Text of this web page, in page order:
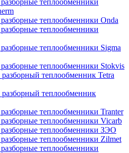
теплообменники
теплообменники Onda
теплообменники
теплообменники Sigma
теплообменники Stokvis
теплообменник Tetra
теплообменник
теплообменники Tranter
теплообменники Vicarb
теплообменники ЗЭО
теплообменники Zilmet
теплообменники